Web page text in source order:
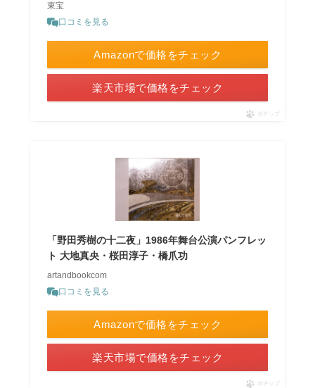
東宝
口コミを見る
Amazonで価格をチェック
楽天市場で価格をチェック
ポチップ
「野田秀樹の十二夜」1986年舞台公演パンフレッ
ト 大地真央・桜田淳子・橋爪功
artandbookcom
口コミを見る
Amazonで価格をチェック
楽天市場で価格をチェック
ポチップ